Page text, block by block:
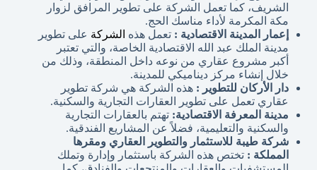
الشريف، كما تعمل الشركة على تطوير المرافق لزوار
مكة المكرمة لأداء مناسك الحج.
إعمار المدينة الاقتصادية : تعمل هذه الشركة على تطوير
مدينة الملك عبد الله الاقتصادية الخاصة، والتي تعتبر
أكبر مشروع عقاري من نوعه داخل المنطقة، وذلك من
خلال إنشاء مركز ديناميكي للمدينة.
دار الأركان للتطوير : هذه الشركة هي شركة تطوير
عقاري تعمل على تطوير العقارات التجارية والسكنية.
مدينة المعرفة الاقتصادية: تهتم بالعقارات التجارية
والسكنية والتعليمية، فضلاً عن المشاريع الفندقية.
شركة طيبة للاستثمار والتطوير العقاري ومقرها
المملكة : تختص هذه الشركة باستثمار وإدارة وتملك